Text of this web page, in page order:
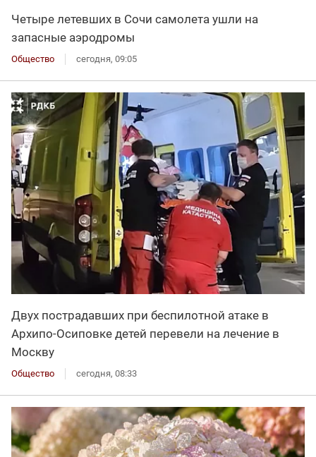
Четыре летевших в Сочи самолета ушли на
запасные аэродромы
Общество сегодня, 09:05
Двух пострадавших при беспилотной атаке в
Архипо-Осиповке детей перевели на лечение в
Москву
Общество сегодня, 08:33